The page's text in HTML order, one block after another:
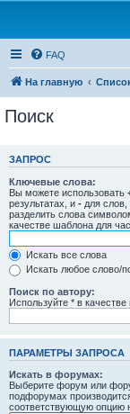
FAQ
На главную
Поиск
ЗАПРОС
Ключевые слова:
Вы можете использовать
результатах, и - для
разделить слова
качестве шаблона для
Искать все слова
Искать любое слово/
Поиск по автору:
Используйте * в качестве
ПАРАМЕТРЫ ЗАПРОСА
Искать в форумах:
Выберите форум или
подфорумах
соответствующую опцию